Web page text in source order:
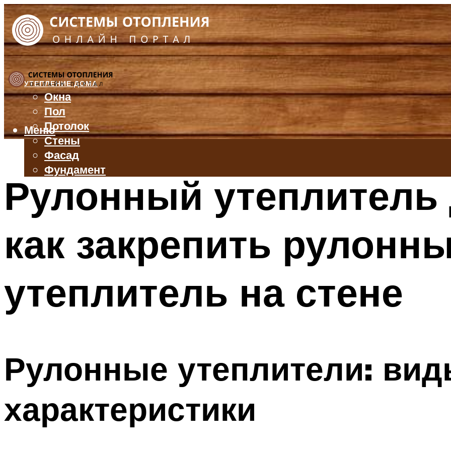
УТЕПЛЕНИЕ ДОМА
Окна
Пол
Потолок
Стены
Фасад
Фундамент
БАЛКОН И ЛОДЖИЯ
КРЫША
ВЕНТИЛЯЦИЯ
Меню
Меню
Рулонный утеплитель
как закрепить
утеплитель на стене
Рулонные утеплители:
характеристики